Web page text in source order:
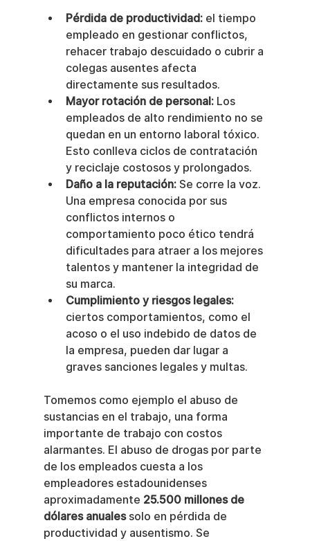
Pérdida de productividad: el tiempo
empleado en gestionar conflictos,
rehacer trabajo descuidado o cubrir a
colegas ausentes afecta
directamente sus resultados.
Mayor rotación de personal: Los
empleados de alto rendimiento no se
quedan en un entorno laboral tóxico.
Esto conlleva ciclos de contratación
y reciclaje costosos y prolongados.
Daño a la reputación: Se corre la voz.
Una empresa conocida por sus
conflictos internos o
comportamiento poco ético tendrá
dificultades para atraer a los mejores
talentos y mantener la integridad de
su marca.
Cumplimiento y riesgos legales:
ciertos comportamientos, como el
acoso o el uso indebido de datos de
la empresa, pueden dar lugar a
graves sanciones legales y multas.
Tomemos como ejemplo el abuso de
sustancias en el trabajo, una forma
importante de trabajo con costos
alarmantes. El abuso de drogas por parte
de los empleados cuesta a los
empleadores estadounidenses
aproximadamente 25.500 millones de
dólares anuales solo en pérdida de
productividad y ausentismo. Se